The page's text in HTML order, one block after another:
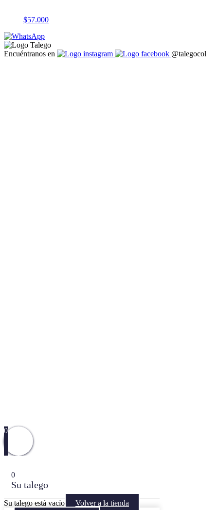
$57.000
Encuéntranos en @talegocol
0
0
Su talego
Su talego está vacío Volver a la tienda